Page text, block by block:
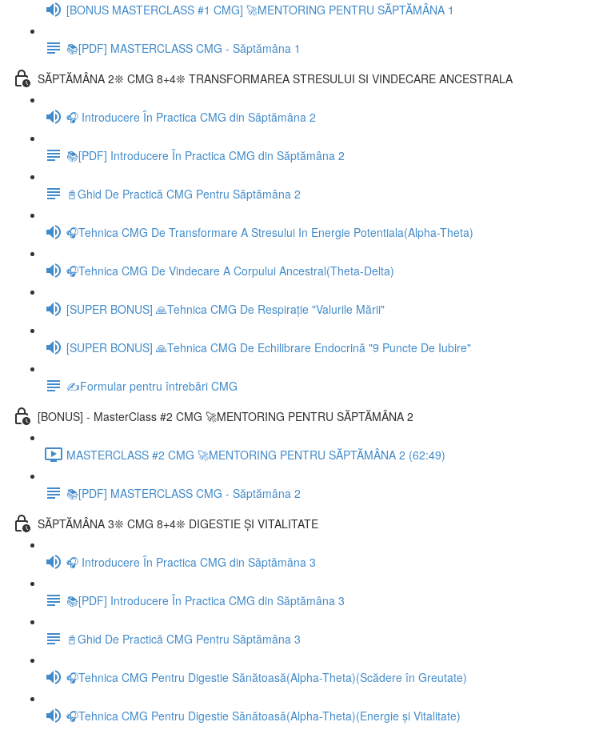
[BONUS MASTERCLASS #1 CMG] 🚀MENTORING PENTRU SĂPTĂMÂNA 1
📚[PDF] MASTERCLASS CMG - Săptămâna 1
SĂPTĂMÂNA 2❊ CMG 8+4❊ TRANSFORMAREA STRESULUI SI VINDECARE ANCESTRALA
🎧 Introducere În Practica CMG din Săptămâna 2
📚[PDF] Introducere În Practica CMG din Săptămâna 2
📓Ghid De Practică CMG Pentru Săptămâna 2
🎧Tehnica CMG De Transformare A Stresului In Energie Potentiala(Alpha-Theta)
🎧Tehnica CMG De Vindecare A Corpului Ancestral(Theta-Delta)
[SUPER BONUS] 🙏Tehnica CMG De Respirație "Valurile Mării"
[SUPER BONUS] 🙏Tehnica CMG De Echilibrare Endocrină "9 Puncte De Iubire"
✍️Formular pentru întrebări CMG
[BONUS] - MasterClass #2 CMG 🚀MENTORING PENTRU SĂPTĂMÂNA 2
MASTERCLASS #2 CMG 🚀MENTORING PENTRU SĂPTĂMÂNA 2 (62:49)
📚[PDF] MASTERCLASS CMG - Săptămâna 2
SĂPTĂMÂNA 3❊ CMG 8+4❊ DIGESTIE ȘI VITALITATE
🎧 Introducere În Practica CMG din Săptămâna 3
📚[PDF] Introducere În Practica CMG din Săptămâna 3
📓Ghid De Practică CMG Pentru Săptămâna 3
🎧Tehnica CMG Pentru Digestie Sănătoasă(Alpha-Theta)(Scădere în Greutate)
🎧Tehnica CMG Pentru Digestie Sănătoasă(Alpha-Theta)(Energie și Vitalitate)